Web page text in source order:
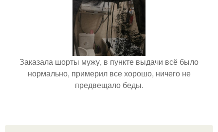
Заказала шорты мужу, в пункте выдачи всё было
нормально, примерил все хорошо, ничего не
предвещало беды.